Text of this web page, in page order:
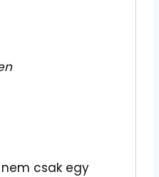
nem csak egy